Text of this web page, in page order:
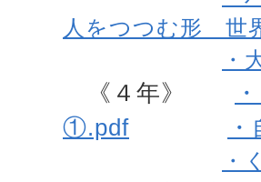
人をつつむ形 世
・
《４年》
①.pdf
・